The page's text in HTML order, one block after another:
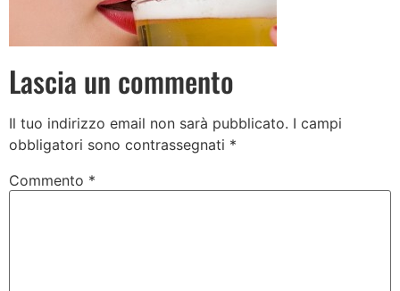
Lascia un commento
Il tuo indirizzo email non sarà pubblicato. I campi
obbligatori sono contrassegnati *
Commento *